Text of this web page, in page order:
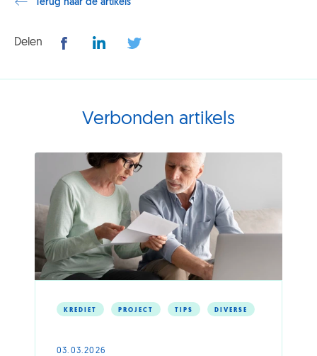
Terug naar de artikels
Delen
Verbonden artikels
03.03.2026
KREDIET PROJECT TIPS DIVERSE